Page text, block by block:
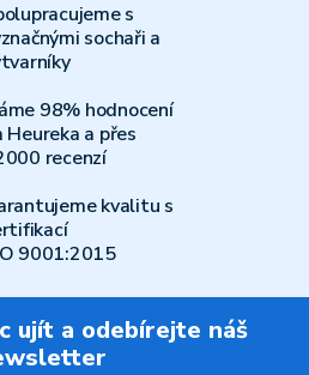
s
sochaři a
98% hodnocení
Heureka a přes
recenzí
kvalitu s
9001:2015
ujít a odebírejte náš